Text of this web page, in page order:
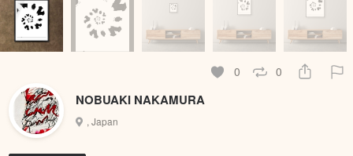
0 0
NOBUAKI NAKAMURA
, Japan